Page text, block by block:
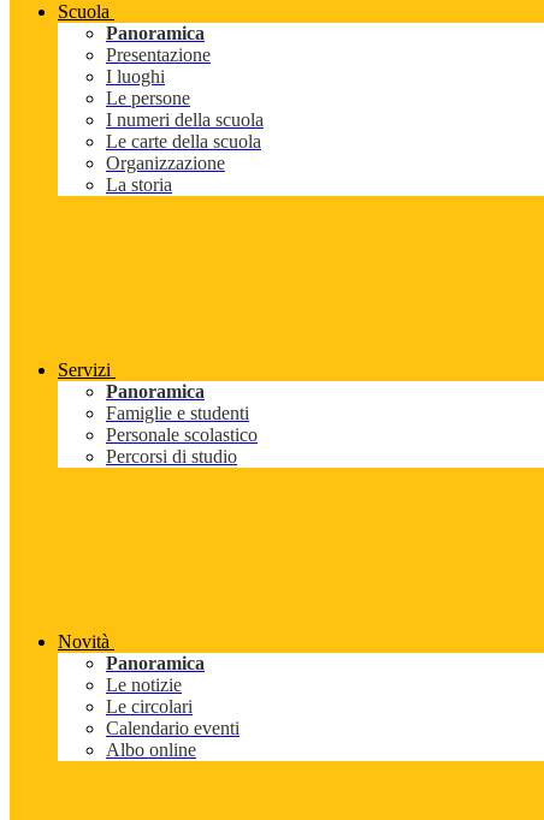
Scuola
Panoramica
Presentazione
I luoghi
Le persone
I numeri della scuola
Le carte della scuola
Organizzazione
La storia
Servizi
Panoramica
Famiglie e studenti
Personale scolastico
Percorsi di studio
Novità
Panoramica
Le notizie
Le circolari
Calendario eventi
Albo online